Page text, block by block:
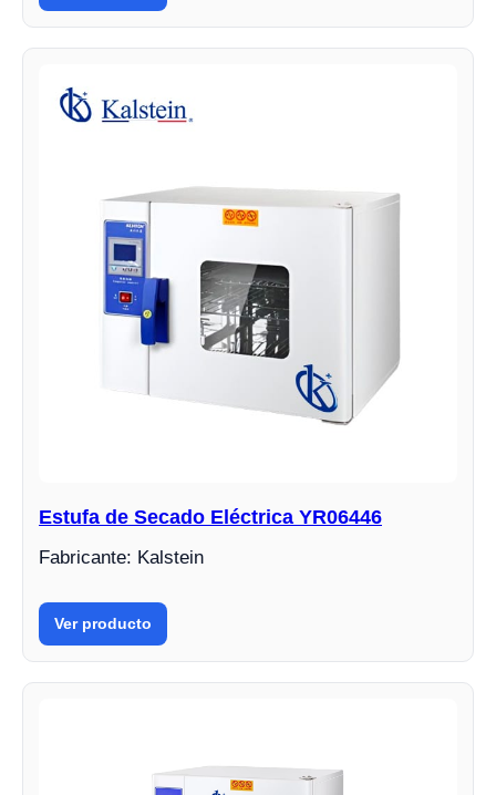
Estufa de Secado Eléctrica YR06446
Fabricante: Kalstein
Ver producto